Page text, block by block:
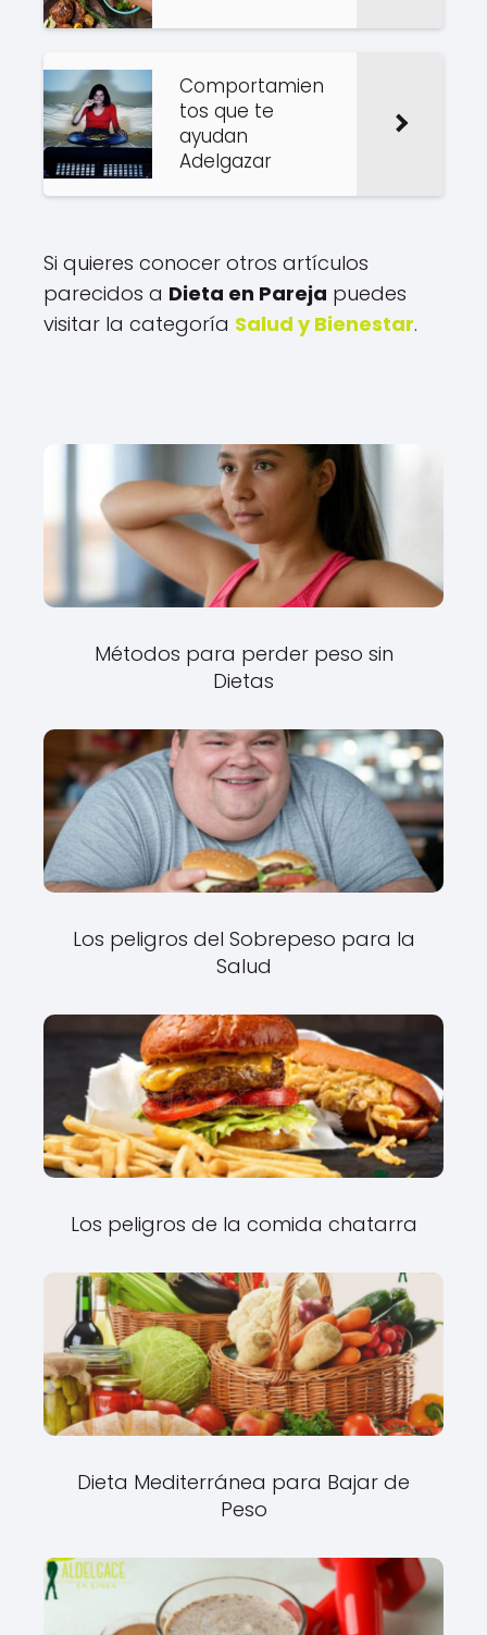
Comportamien
tos que te
ayudan
Adelgazar
Si quieres conocer otros artículos
parecidos a Dieta en Pareja puedes
visitar la categoría Salud y Bienestar.
Métodos para perder peso sin
Dietas
Los peligros del Sobrepeso para la
Salud
Los peligros de la comida chatarra
Dieta Mediterránea para Bajar de
Peso